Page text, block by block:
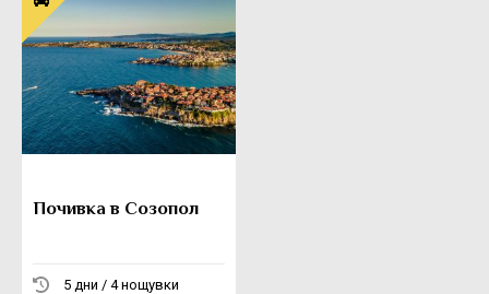
Почивка в Созопол
5 дни / 4 нощувки